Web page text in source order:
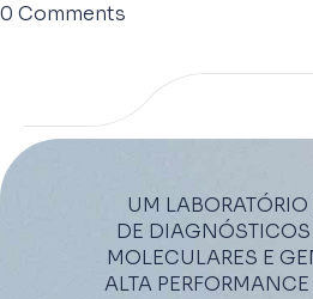
0 Comments
UM
DE
MOLECULARES E
ALTA